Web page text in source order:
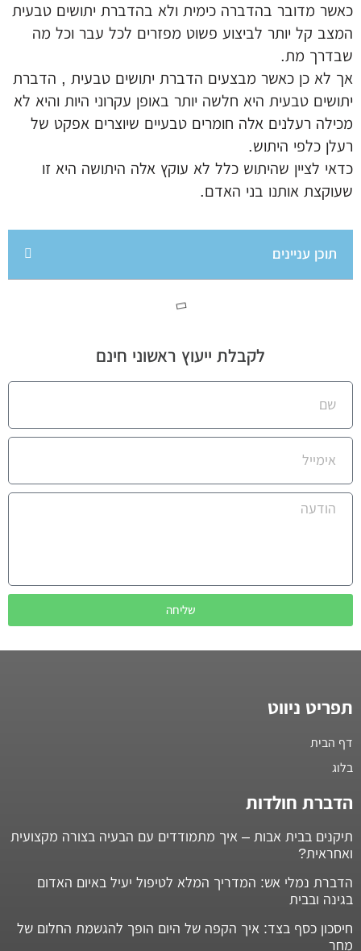
כאשר מדובר בהדברה כימית ולא בהדברת יתושים טבעית
המצב קל יותר לביצוע פשוט מפזרים לכל עבר וכל מה
שבדרך מת.
אך לא כן כאשר מבצעים הדברת יתושים טבעית , הדברת
יתושים טבעית היא חלשה יותר באופן עקרוני היות והיא לא
מכילה רעלנים אלה חומרים טבעיים שיוצרים אפקט של
רעלן כלפי היתוש.
כדאי לציין שהיתוש כלל לא עוקץ אלה היתושה היא זו
שעוקצת אותנו בני האדם.
תוכן עניינים
לקבלת ייעוץ ראשוני חינם
שליחה
תפריט ניווט
דף הבית
בלוג
הדברת חולדות
תיקנים בבית אבות – איך מתמודדים עם הבעיה בצורה מקצועית
ואחראית?
הדברת נמלי אש: המדריך המלא לטיפול יעיל באיום האדום
בגינה ובבית
חיסכון כסף בצד: איך הקפה של היום הופך להגשמת החלום של
מחר